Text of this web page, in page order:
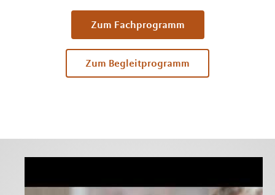
Zum Fachprogramm
Zum Begleitprogramm